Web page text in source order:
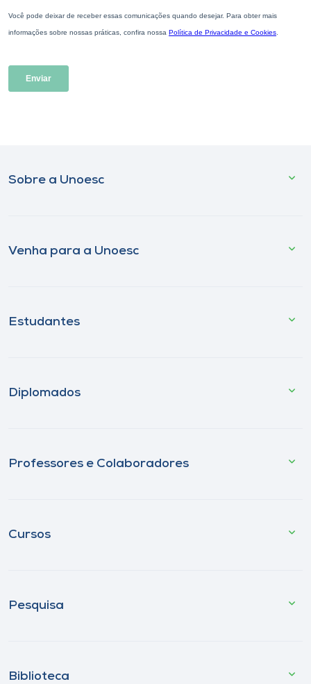
Sobre a Unoesc
Venha para a Unoesc
Estudantes
Diplomados
Professores e Colaboradores
Cursos
Pesquisa
Biblioteca